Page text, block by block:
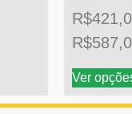
R$
R$
Ver